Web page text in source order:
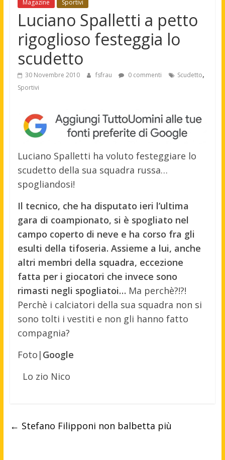
Magazine Sportivi
Luciano Spalletti a petto
rigoglioso festeggia lo
scudetto
30 Novembre 2010 fsfrau 0 commenti Scudetto,
Sportivi
Luciano Spalletti ha voluto festeggiare lo
scudetto della sua squadra russa…
spogliandosi!
Il tecnico, che ha disputato ieri l’ultima
gara di coampionato, si è spogliato nel
campo coperto di neve e ha corso fra gli
esulti della tifoseria. Assieme a lui, anche
altri membri della squadra, eccezione
fatta per i giocatori che invece sono
rimasti negli spogliatoi… Ma perchè?!?!
Perchè i calciatori della sua squadra non si
sono tolti i vestiti e non gli hanno fatto
compagnia?
Foto| Google
Lo zio Nico
← Stefano Filipponi non balbetta più